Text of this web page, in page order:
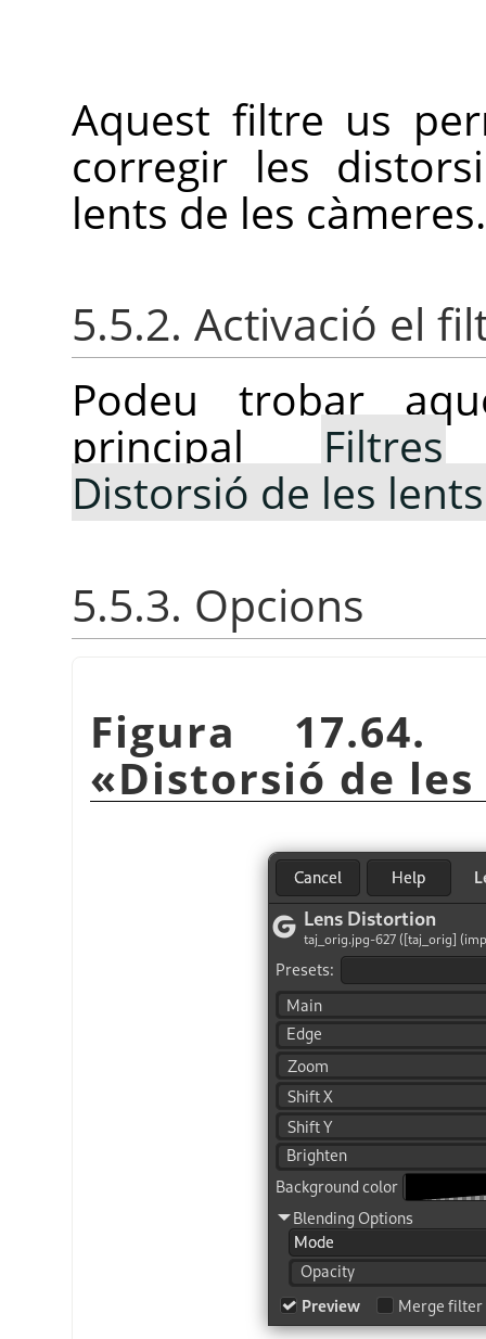
Aquest filtre us
corregir les
lents de les càmeres.
5.5.2. Activació el
Podeu trobar
principal Filtres
Distorsió de les
5.5.3. Opcions
Figura
«Distorsió de